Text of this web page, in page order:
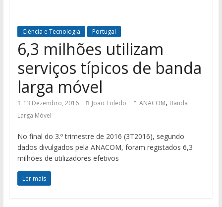
Ciência e Tecnologia Portugal
6,3 milhões utilizam
serviços típicos de banda
larga móvel
13 Dezembro, 2016 João Toledo ANACOM, Banda
Larga Móvel
No final do 3.º trimestre de 2016 (3T2016), segundo
dados divulgados pela ANACOM, foram registados 6,3
milhões de utilizadores efetivos
Ler mais